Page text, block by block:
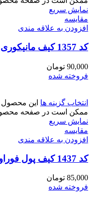
نمایش سریع
مقايسه
افزودن به علاقه مندی
کد 1357 کیف مانیکوری دخترانه طرح گل
90,000 تومان
فروخته شده
انتخاب گزینه ها این محصول
ممکن است در صفحه
نمایش سریع
مقايسه
افزودن به علاقه مندی
کد 1437 کیف پول فوراور یانگ سایز کوچک
85,000 تومان
فروخته شده